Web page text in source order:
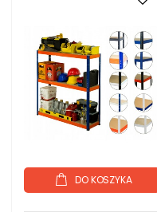
DO KOSZYKA